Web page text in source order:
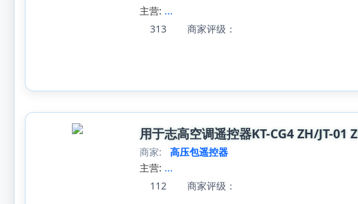
主营: ...
313
商家评级：
用于志高空调遥控器KT-CG4 ZH/JT-01
商家:
高压包遥控器
主营: ...
112
商家评级：